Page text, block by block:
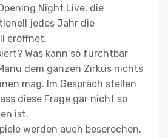
Night Live, die
jedes Jahr die
eröffnet.
Was kann so furchtbar
dem ganzen Zirkus nichts
mag. Im Gespräch stellen
diese Frage gar nicht so
ist.
werden auch besprochen,